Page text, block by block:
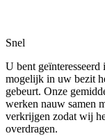
Snel
U bent
mogelijk in uw bezit
gebeurt. Onze
werken nauw samen
verkrijgen zodat wij
overdragen.